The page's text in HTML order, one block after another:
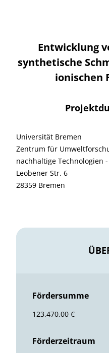
Entwicklung
synthetische
ionischen
Universität Bremen
Zentrum für
nachhaltige Technologien -
Leobener Str. 6
28359 Bremen
Fördersumme
123.470,00 €
Förderzeitraum